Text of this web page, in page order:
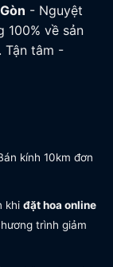
- Nguyệt
100% về sản
Tận tâm -
kính 10km đơn
khi đặt hoa online
trình giảm